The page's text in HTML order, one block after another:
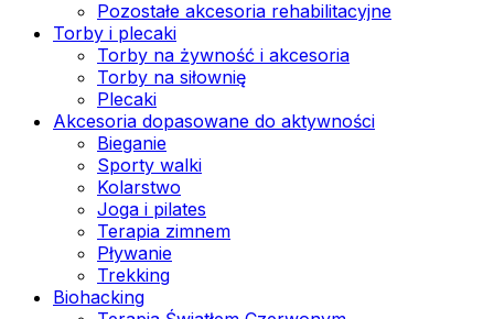
Pozostałe akcesoria rehabilitacyjne
Torby i plecaki
Torby na żywność i akcesoria
Torby na siłownię
Plecaki
Akcesoria dopasowane do aktywności
Bieganie
Sporty walki
Kolarstwo
Joga i pilates
Terapia zimnem
Pływanie
Trekking
Biohacking